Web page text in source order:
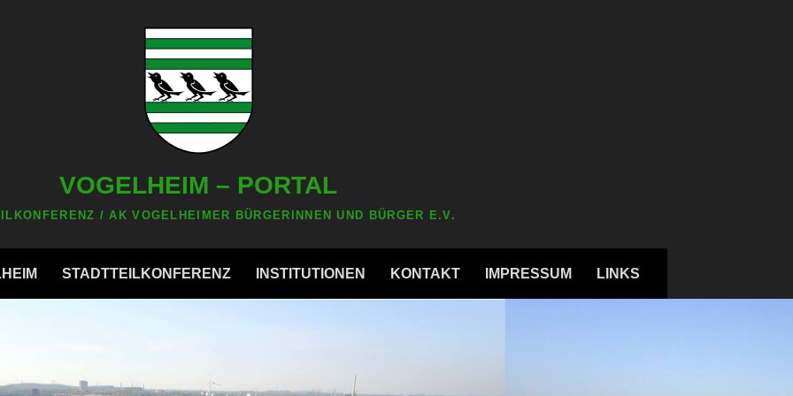
VOGELHEIM – PORTAL
/ AK VOGELHEIMER BÜRGERINNEN UND BÜRGER E.V.
STADTTEILKONFERENZ INSTITUTIONEN KONTAKT IMPRESSUM LINKS